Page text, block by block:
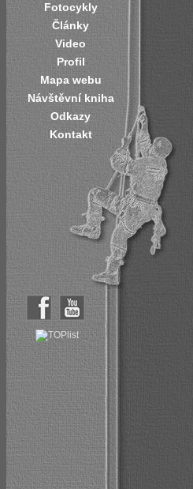
Fotocykly
Články
Video
Profil
Mapa webu
Návštěvní kniha
Odkazy
Kontakt